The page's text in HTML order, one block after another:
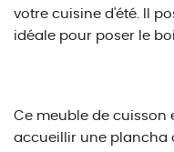
votre cuisine d'été. Il
idéale pour poser le
Ce meuble de cuisson
accueillir une plancha